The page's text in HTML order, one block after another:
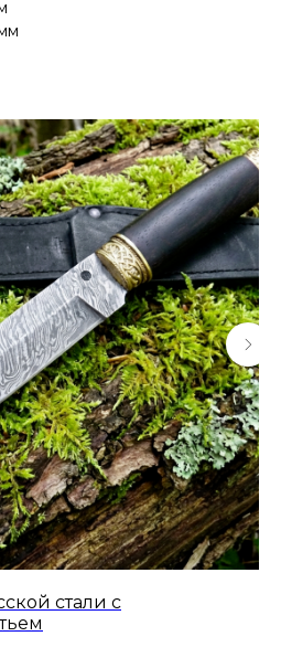
стали с
и онлайн.
вам
нам или
менеджера
г. Павлово,
до 17.00